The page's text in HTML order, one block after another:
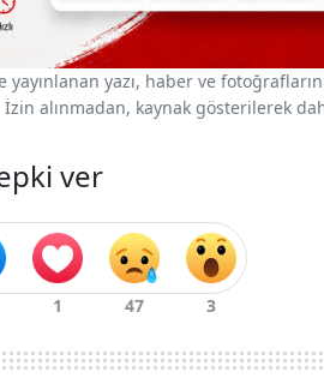
yazı, haber ve
İzin alınmadan, kaynak gösterilerek
ver